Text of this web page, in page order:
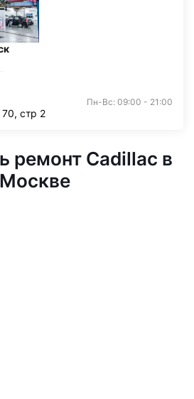
Пн-Вс: 09:00 - 21:00
стр 2
ремонт Cadillac в
Москве